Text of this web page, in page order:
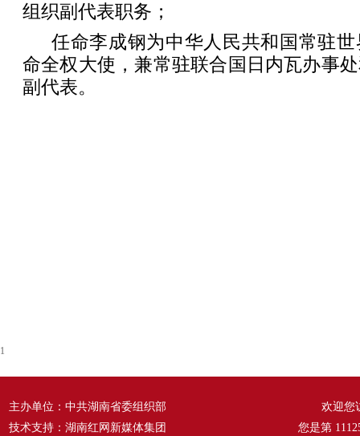
组织副代表职务；
任命李成钢为中华人民共和国常驻
命全权大使，兼常驻联合国日内瓦办事
副代表。
1
主办单位：中共湖南省委组织部
技术支持：湖南红网新媒体集团
欢迎您
您是第